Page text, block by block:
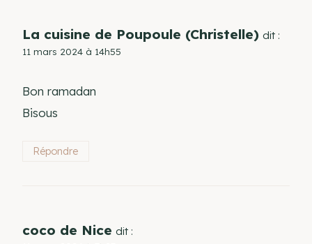
La cuisine de Poupoule (Christelle) dit :
11 mars 2024 à 14h55
Bon ramadan
Bisous
Répondre
coco de Nice dit :